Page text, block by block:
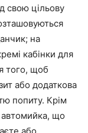
свою цільову
на
кабінки для
того, щоб
або додаткова
попиту. Крім
що